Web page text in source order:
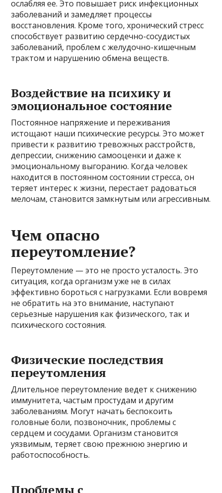
ослабляя ее. Это повышает риск инфекционных
заболеваний и замедляет процессы
восстановления. Кроме того, хронический стресс
способствует развитию сердечно-сосудистых
заболеваний, проблем с желудочно-кишечным
трактом и нарушению обмена веществ.
Воздействие на психику и
эмоциональное состояние
Постоянное напряжение и переживания
истощают наши психические ресурсы. Это может
привести к развитию тревожных расстройств,
депрессии, снижению самооценки и даже к
эмоциональному выгоранию. Когда человек
находится в постоянном состоянии стресса, он
теряет интерес к жизни, перестает радоваться
мелочам, становится замкнутым или агрессивным.
Чем опасно
переутомление?
Переутомление — это не просто усталость. Это
ситуация, когда организм уже не в силах
эффективно бороться с нагрузками. Если вовремя
не обратить на это внимание, наступают
серьезные нарушения как физического, так и
психического состояния.
Физические последствия
переутомления
Длительное переутомление ведет к снижению
иммунитета, частым простудам и другим
заболеваниям. Могут начать беспокоить
головные боли, позвоночник, проблемы с
сердцем и сосудами. Организм становится
уязвимым, теряет свою прежнюю энергию и
работоспособность.
Проблемы с